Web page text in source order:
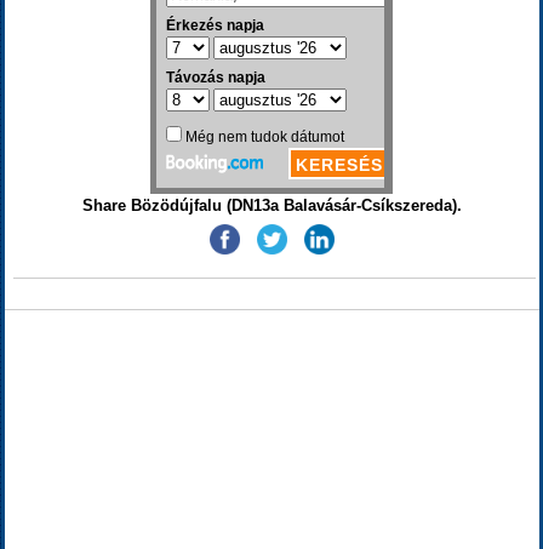
Share Bözödújfalu (DN13a Balavásár-Csíkszereda).